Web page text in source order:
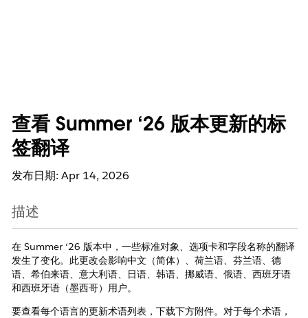
查看 Summer ‘26 版本更新的标
签翻译
发布日期: Apr 14, 2026
描述
在 Summer ‘26 版本中，一些标准对象、选项卡和字段名称的翻译
发生了变化。此更改会影响中文（简体）、荷兰语、芬兰语、德
语、希伯来语、意大利语、日语、韩语、挪威语、俄语、西班牙语
和西班牙语（墨西哥）用户。
要查看每个语言的更新术语列表，下载下方附件。对于每个术语，